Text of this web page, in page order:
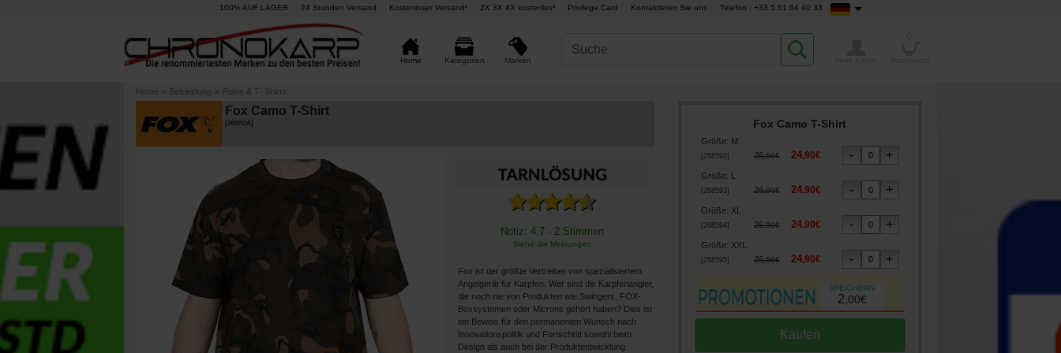
100% AUF LAGER 24 Stunden Versand Kostenloser Versand¹ 2X 3X 4X kostenlos² Privilege Card Kontaktieren Sie uns Telefon : +33 5 61 64 40 33
Home Kategorien Marken
Home » Bekleidung » Polos & T- Shirts
Fox Camo T-Shirt
268592A]
Notiz: 4.7 - 2 Stimmen
Siehe die Meinungen
Fox ist der größte Vertreiber von spezialisiertem
Angelgerät für Karpfen. Wer sind die Karpfenangler,
die noch nie von Produkten wie Swingers, FOX-
Boxsystemen oder Microns gehört haben? Dies ist
ein Beweis für den permanenten Wunsch nach
Innovationspolitik und Fortschritt sowohl beim
Design als auch bei der Produktentwicklung.
Fox Camo T-Shirt
Größe: M
268592] 26,90€ 24,90€
Größe: L
268593 ] 26,90€ 24,90€
Größe: XL
268594] 26,90€ 24,90€
Größe: XXL
268595] 26,90€ 24,90€
2,00€